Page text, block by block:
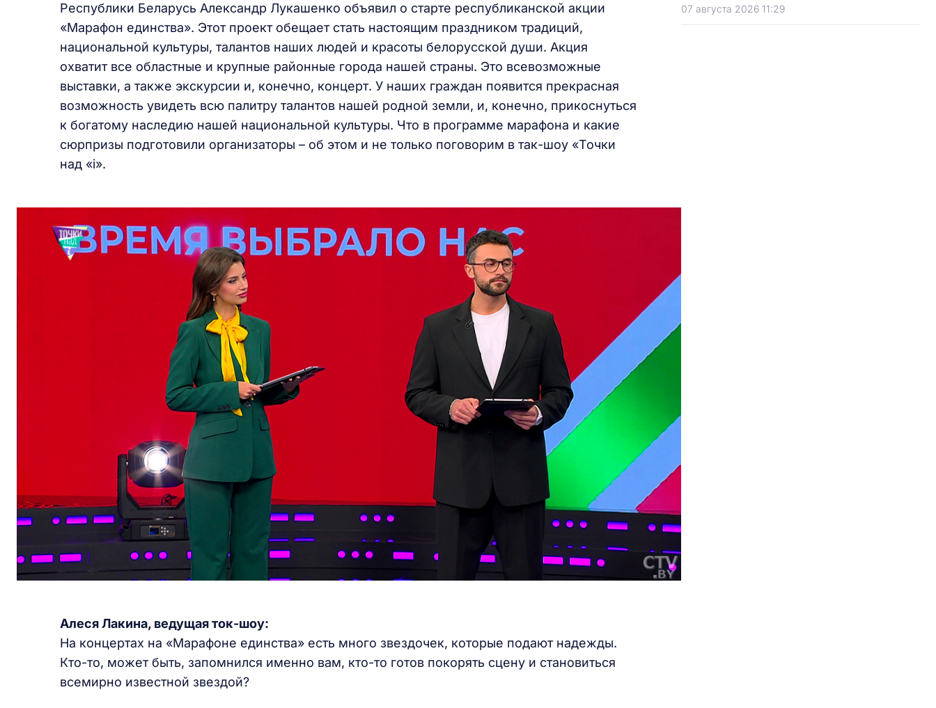
Республики Беларусь Александр Лукашенко объявил о старте республиканской акции
«Марафон единства». Этот проект обещает стать настоящим праздником традиций,
национальной культуры, талантов наших людей и красоты белорусской души. Акция
охватит все областные и крупные районные города нашей страны. Это всевозможные
выставки, а также экскурсии и, конечно, концерт. У наших граждан появится прекрасная
возможность увидеть всю палитру талантов нашей родной земли, и, конечно, прикоснуться
к богатому наследию нашей национальной культуры. Что в программе марафона и какие
сюрпризы подготовили организаторы – об этом и не только поговорим в так-шоу «Точки
над «i».
Алеся Лакина, ведущая ток-шоу:
На концертах на «Марафоне единства» есть много звездочек, которые подают надежды.
Кто-то, может быть, запомнился именно вам, кто-то готов покорять сцену и становиться
всемирно известной звездой?
07 августа 2026 11:29